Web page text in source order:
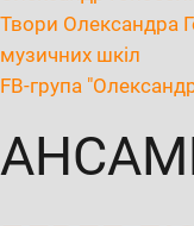
Твори Олександра
музичних шкіл
FB-група